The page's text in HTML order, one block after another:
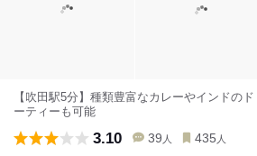
【吹田駅5分】種類豊富なカレーやインドの
ーティーも可能
3.10 39 人 435 人